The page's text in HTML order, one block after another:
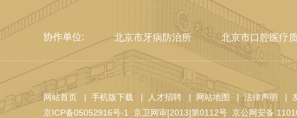
协作单位: 北京市牙病防治所 北京市口腔医疗
网站首页 | 手机版下载 | 人才招聘 | 网站地图 | 法律声明 |
京ICP备05052916号-1
京卫网审[2013]第0112号 京公网安备